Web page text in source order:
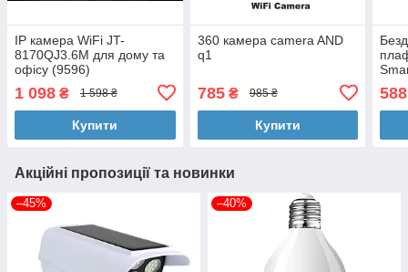
IP камера WiFi JT-
8170QJ3.6M для дому та
офісу (9596)
1 098 ₴ 1 598 ₴
Купити
360 камера camera AND
q1
785₴ 985 ₴
Купити
588
Акційні пропозиції та новинки
–45% –40%